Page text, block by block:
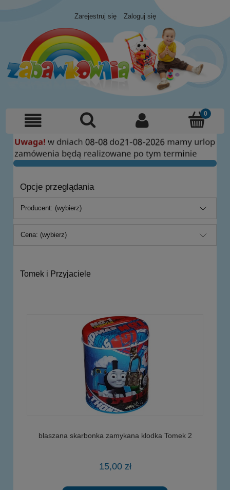
Zarejestruj się Zaloguj się
Opcje przeglądania
Producent: (wybierz)
Cena: (wybierz)
Tomek i Przyjaciele
blaszana skarbonka zamykana klodka Tomek 2
15,00 zł